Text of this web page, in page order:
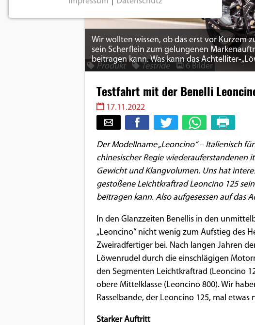
Wir wollten wissen, ob das erst vor Kurzem
sein Scherflein zum gelungenen
beitragen kann. Was kann das Achtelliter-
Produkt Testride 6 Bilder
Testfahrt mit der Benelli
17.11.2022
Der Modellname „Leoncino“ – Italienisch
chinesischer Regie wiederauferstandenen
Gewicht und Klangvolumen. Uns hat
gestoßene Leichtkraftrad Leoncino 125
beitragen kann. Also aufgesessen auf das
In den Glanzzeiten Benellis in den
„Leoncino“ nicht wenig zum Aufstieg des
Zweiradfertiger bei. Nach langen Jahren
Löwenrudel durch die einschlägigen
den Segmenten Leichtkraftrad (Leoncino
obere Mittelklasse (Leoncino 800). Wir
Rasselbande, der Leoncino 125, mal etwas
Starker Auftritt
Notwendige Cookies ermöglichen
grundlegende Funktionen und sind für die
einwandfreie Funktion der Website
Einverständnis-Cookie
Dieser Cookie speichert die
Einverständnis-Optionen des
EXTERNE MEDIEN
Um Inhalte von Videoplattformen und
können, werden von diesen externen